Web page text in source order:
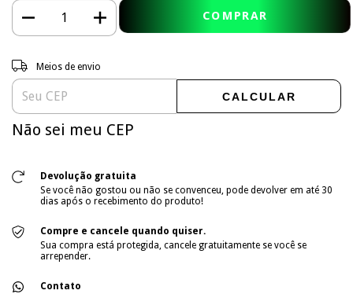
Entregas para o CEP:
Meios de envio
CALCULAR
Não sei meu CEP
Devolução gratuita
Se você não gostou ou não se convenceu, pode devolver em até 30
dias após o recebimento do produto!
Compre e cancele quando quiser.
Sua compra está protegida, cancele gratuitamente se você se
arrepender.
Contato